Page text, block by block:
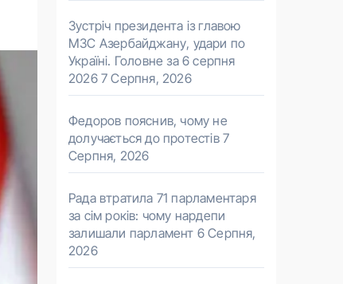
Зустріч президента із главою
МЗС Азербайджану, удари по
Україні. Головне за 6 серпня
2026 7 Серпня, 2026
Федоров пояснив, чому не
долучається до протестів 7
Серпня, 2026
Рада втратила 71 парламентаря
за сім років: чому нардепи
залишали парламент 6 Серпня,
2026